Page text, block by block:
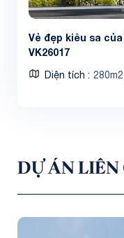
Vẻ đẹp kiêu sa
VK26017
Diện tích
DỰ ÁN LIÊN